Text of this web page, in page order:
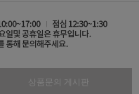
상품문의 게시판